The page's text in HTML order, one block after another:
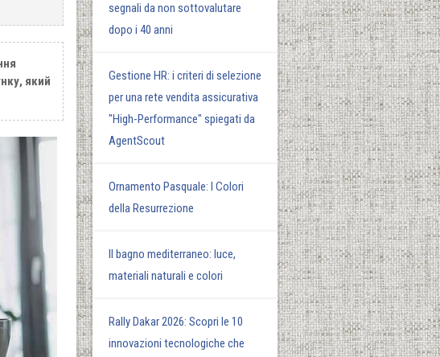
який
segnali da non sottovalutare
dopo i 40 anni
Gestione HR: i criteri di selezione
per una rete vendita assicurativa
"High-Performance" spiegati da
AgentScout
Ornamento Pasquale: I Colori
della Resurrezione
Il bagno mediterraneo: luce,
materiali naturali e colori
Rally Dakar 2026: Scopri le 10
innovazioni tecnologiche che